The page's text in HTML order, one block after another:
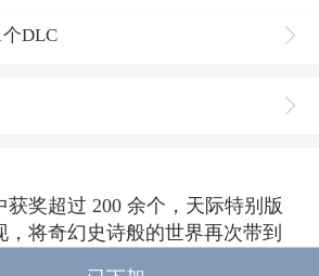
DLC
奖超过 200 余个，天际特别版
，将奇幻史诗般的世界再次带到
版包含了备受赞誉的游戏本体与